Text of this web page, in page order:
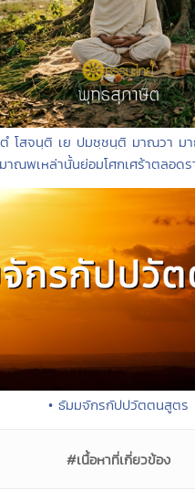
โสจนฺติ เย ปมชฺชนฺติ มาณวา มา
มาณพเหล่านั้นย่อมโศกเศร้าตลอด
• ธัมมจักรกัปปวัตตนสูตร
#เนื้อหาที่เกี่ยวข้อง